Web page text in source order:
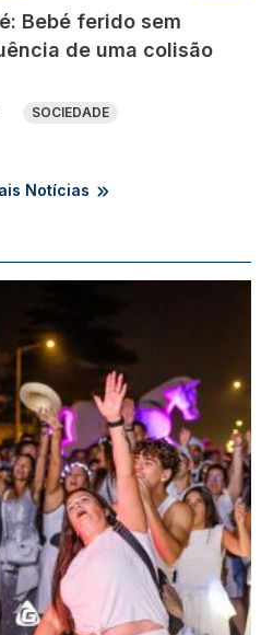
Bebé ferido sem
de uma colisão
SOCIEDADE
Notícias